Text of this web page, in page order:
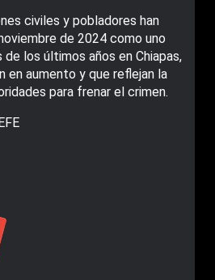
civiles y pobladores han
de 2024 como uno
los últimos años en Chiapas,
en aumento y que reflejan la
para frenar el crimen.